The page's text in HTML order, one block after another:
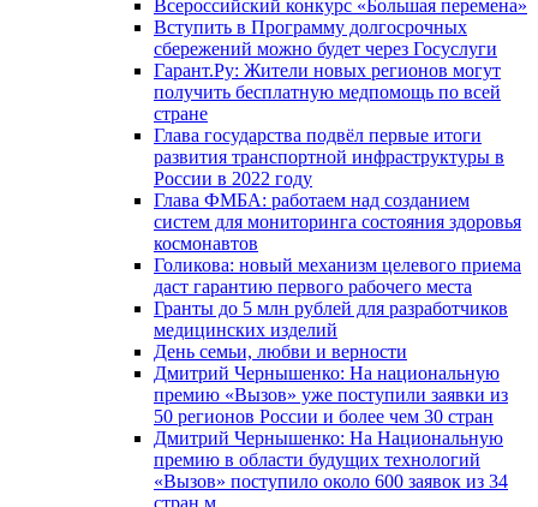
Всероссийский конкурс «Большая перемена»
Вступить в Программу долгосрочных
сбережений можно будет через Госуслуги
Гарант.Ру: Жители новых регионов могут
получить бесплатную медпомощь по всей
стране
Глава государства подвёл первые итоги
развития транспортной инфраструктуры в
России в 2022 году
Глава ФМБА: работаем над созданием
систем для мониторинга состояния здоровья
космонавтов
Голикова: новый механизм целевого приема
даст гарантию первого рабочего места
Гранты до 5 млн рублей для разработчиков
медицинских изделий
День семьи, любви и верности
Дмитрий Чернышенко: На национальную
премию «Вызов» уже поступили заявки из
50 регионов России и более чем 30 стран
Дмитрий Чернышенко: На Национальную
премию в области будущих технологий
«Вызов» поступило около 600 заявок из 34
стран м